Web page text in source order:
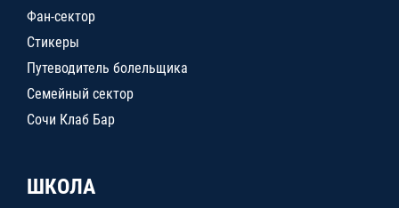
Фан-сектор
Стикеры
Путеводитель болельщика
Семейный сектор
Сочи Клаб Бар
ШКОЛА